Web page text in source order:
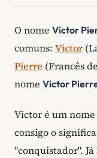
O nome Victor
comuns: Victor
Pierre (Francês
nome Victor
Victor é um
consigo o
"conquistador".